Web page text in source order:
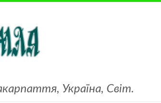
Україна, Світ.